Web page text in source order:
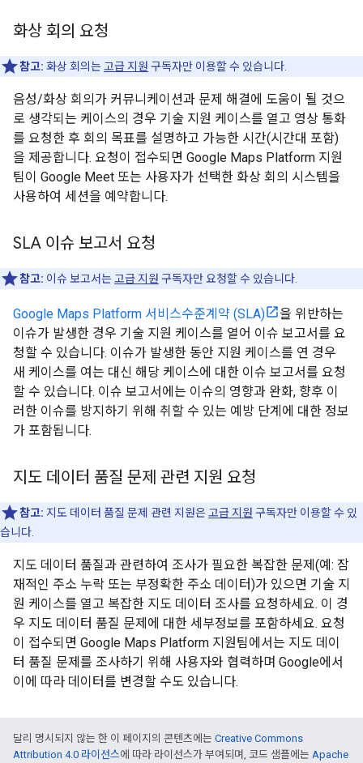
화상 회의 요청
참고: 화상 회의는고급 지원 구독자만 이용할 수 있습니다.
음성/화상 회의가 커뮤니케이션과 문제 해결에 도움이 될 것으
로 생각되는 케이스의 경우 기술 지원 케이스를 열고 영상 통화
를 요청한 후 회의 목표를 설명하고 가능한 시간(시간대 포함)
을 제공합니다. 요청이 접수되면 Google Maps Platform 지원
팀이 Google Meet 또는 사용자가 선택한 화상 회의 시스템을
사용하여 세션을 예약합니다.
SLA 이슈 보고서 요청
참고: 이슈 보고서는고급 지원 구독자만 요청할 수 있습니다.
Google Maps Platform 서비스수준계약 (SLA)
을 위반하는
이슈가 발생한 경우 기술 지원 케이스를 열어 이슈 보고서를 요
청할 수 있습니다. 이슈가 발생한 동안 지원 케이스를 연 경우
새 케이스를 여는 대신 해당 케이스에 대한 이슈 보고서를 요청
할 수 있습니다. 이슈 보고서에는 이슈의 영향과 완화, 향후 이
러한 이슈를 방지하기 위해 취할 수 있는 예방 단계에 대한 정보
가 포함됩니다.
지도 데이터 품질 문제 관련 지원 요청
참고: 지도 데이터 품질 문제 관련 지원은고급 지원 구독자만 이용할 수 있
습니다.
지도 데이터 품질과 관련하여 조사가 필요한 복잡한 문제(예: 잠
재적인 주소 누락 또는 부정확한 주소 데이터)가 있으면 기술 지
원 케이스를 열고 복잡한 지도 데이터 조사를 요청하세요. 이 경
우 지도 데이터 품질 문제에 대한 세부정보를 포함하세요. 요청
이 접수되면 Google Maps Platform 지원팀에서는 지도 데이
터 품질 문제를 조사하기 위해 사용자와 협력하며 Google에서
이에 따라 데이터를 변경할 수도 있습니다.
달리 명시되지 않는 한 이 페이지의 콘텐츠에는 Creative Commons
Attribution 4.0 라이선스에 따라 라이선스가 부여되며, 코드 샘플에는 Apache